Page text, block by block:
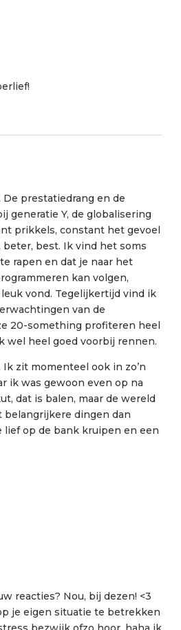
prestatiedrang en de
generatie Y, de globalisering
prikkels, constant het gevoel
best. Ik vind het soms
rapen en dat je naar het
kan volgen,
vond. Tegelijkertijd vind ik
van de
20-something profiteren heel
wel heel goed voorbij rennen.
zit momenteel ook in zo’n
ik was gewoon even op na
dat is balen, maar de wereld
belangrijkere dingen dan
lief op de bank kruipen en een
reacties? Nou, bij dezen! <3
je eigen situatie te betrekken